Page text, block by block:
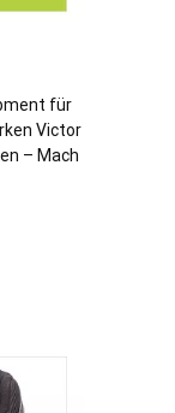
für
Victor
– Mach